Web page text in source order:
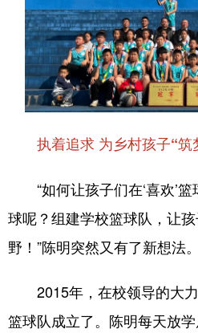
执着追求 为乡村孩子“筑
“如何让孩子们在‘喜欢’篮
球呢？组建学校篮球队，让
野！”陈明突然又有了新想法。
2015年，在校领导的大力
篮球队成立了。陈明每天放